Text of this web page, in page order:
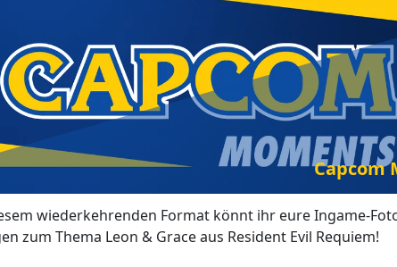
Capcom
wiederkehrenden Format könnt ihr eure Ingame-
zum Thema Leon & Grace aus Resident Evil Requiem!